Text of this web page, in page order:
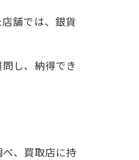
舗では、銀貨
し、納得でき
、買取店に持